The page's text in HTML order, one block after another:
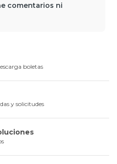
comentarios ni
boletas
y solicitudes